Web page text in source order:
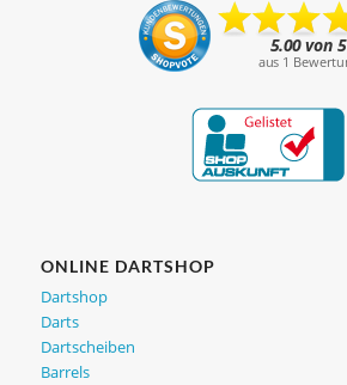
ONLINE DARTSHOP
Dartshop
Darts
Dartscheiben
Barrels